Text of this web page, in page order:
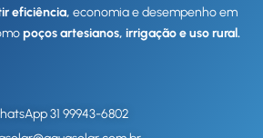
eficiência, economia e desempenho em
poços artesianos, irrigação e uso rural.
31 99943-6802